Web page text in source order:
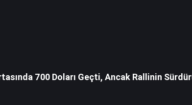
700 Doları Geçti, Ancak Rallinin